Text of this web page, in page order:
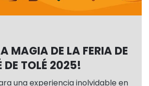
MAGIA DE LA FERIA DE
DE TOLÉ 2025!
una experiencia inolvidable en